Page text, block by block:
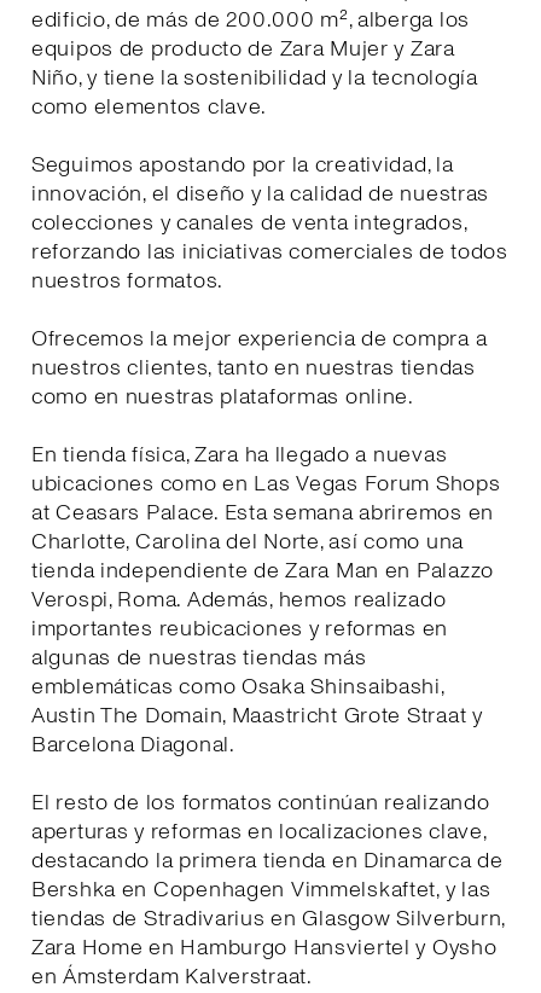
edificio, de más de 200.000 m², alberga los
equipos de producto de Zara Mujer y Zara
Niño, y tiene la sostenibilidad y la tecnología
como elementos clave.
Seguimos apostando por la creatividad, la
innovación, el diseño y la calidad de nuestras
colecciones y canales de venta integrados,
reforzando las iniciativas comerciales de todos
nuestros formatos.
Ofrecemos la mejor experiencia de compra a
nuestros clientes, tanto en nuestras tiendas
como en nuestras plataformas online.
En tienda física, Zara ha llegado a nuevas
ubicaciones como en Las Vegas Forum Shops
at Ceasars Palace. Esta semana abriremos en
Charlotte, Carolina del Norte, así como una
tienda independiente de Zara Man en Palazzo
Verospi, Roma. Además, hemos realizado
importantes reubicaciones y reformas en
algunas de nuestras tiendas más
emblemáticas como Osaka Shinsaibashi,
Austin The Domain, Maastricht Grote Straat y
Barcelona Diagonal.
El resto de los formatos continúan realizando
aperturas y reformas en localizaciones clave,
destacando la primera tienda en Dinamarca de
Bershka en Copenhagen Vimmelskaftet, y las
tiendas de Stradivarius en Glasgow Silverburn,
Zara Home en Hamburgo Hansviertel y Oysho
en Ámsterdam Kalverstraat.